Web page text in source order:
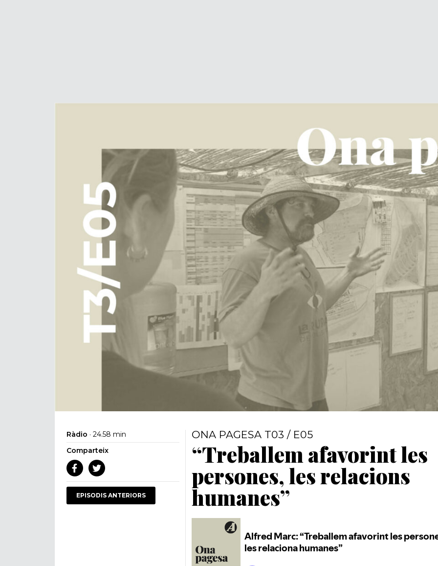
Ràdio · 24.58 min
Comparteix
EPISODIS ANTERIORS
ONA PAGESA T03 / E05
“Treballem afavorint les
persones, les relacions
humanes”